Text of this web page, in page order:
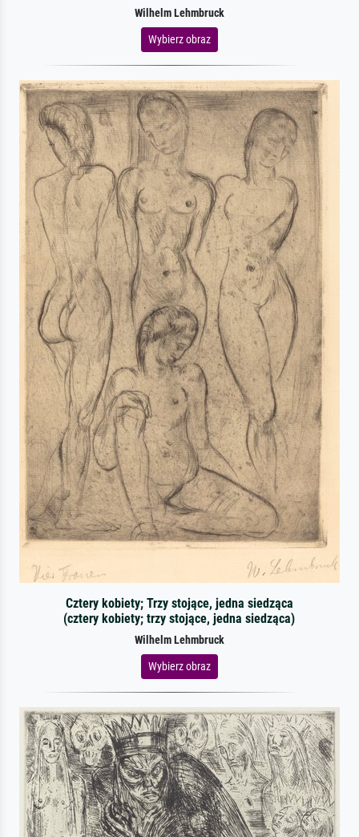
Wilhelm Lehmbruck
Wybierz obraz
Cztery kobiety; Trzy stojące, jedna siedząca
(cztery kobiety; trzy stojące, jedna siedząca)
Wilhelm Lehmbruck
Wybierz obraz